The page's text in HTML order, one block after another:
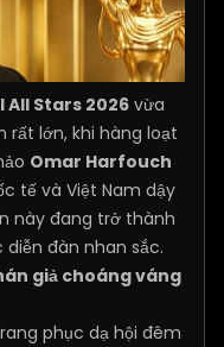
All Stars 2026 vừa
rất lớn, khi hàng loạt
Omar Harfouch
tế và Việt Nam dậy
này đang trở thành
đàn nhan sắc.
giả choáng váng
phục dạ hội đêm